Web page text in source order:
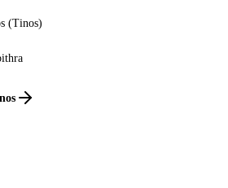
(Tinos)